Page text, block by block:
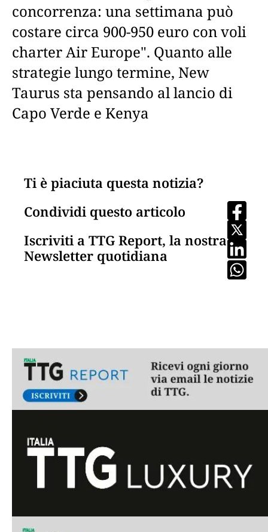
concorrenza: una settimana può
costare circa 900-950 euro con voli
charter Air Europe". Quanto alle
strategie lungo termine, New
Taurus sta pensando al lancio di
Capo Verde e Kenya
Ti è piaciuta questa notizia?
Condividi questo articolo
Iscriviti a TTG Report, la nostra
Newsletter quotidiana